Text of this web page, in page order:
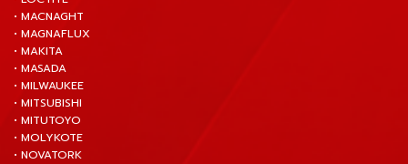
• MACNAGHT
• MAGNAFLUX
• MAKITA
• MASADA
• MILWAUKEE
• MITSUBISHI
• MITUTOYO
• MOLYKOTE
• NOVATORK